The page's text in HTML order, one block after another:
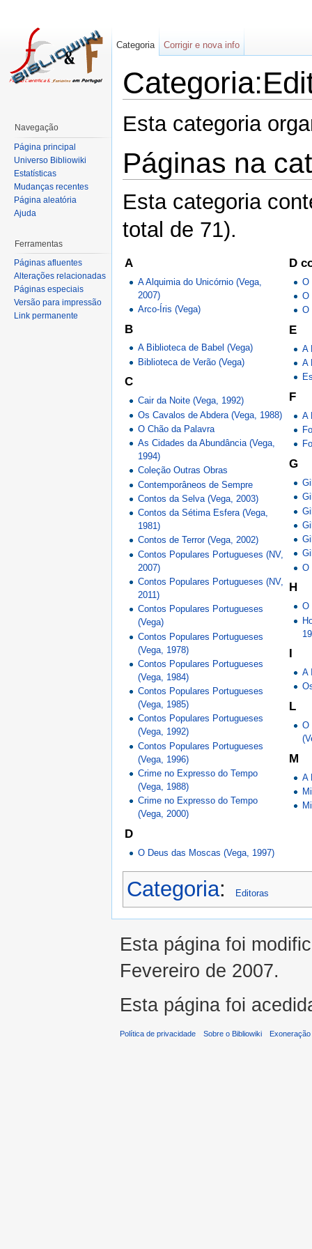
Esta categoria
Páginas na
Esta categoria
total de 71).
A
A Alquimia do Unicórnio (Vega,
2007)
Arco-Íris (Vega)
B
A Biblioteca de Babel (Vega)
Biblioteca de Verão (Vega)
C
Cair da Noite (Vega, 1992)
Os Cavalos de Abdera (Vega, 1988)
O Chão da Palavra
As Cidades da Abundância (Vega,
1994)
Coleção Outras Obras
Contemporâneos de Sempre
Contos da Selva (Vega, 2003)
Contos da Sétima Esfera (Vega,
1981)
Contos de Terror (Vega, 2002)
Contos Populares Portugueses (NV,
2007)
Contos Populares Portugueses (NV,
2011)
Contos Populares Portugueses
(Vega)
Contos Populares Portugueses
(Vega, 1978)
Contos Populares Portugueses
(Vega, 1984)
Contos Populares Portugueses
(Vega, 1985)
Contos Populares Portugueses
(Vega, 1992)
Contos Populares Portugueses
(Vega, 1996)
Crime no Expresso do Tempo
(Vega, 1988)
Crime no Expresso do Tempo
(Vega, 2000)
D
O Deus das Moscas (Vega, 1997)
D
O
O
O
E
A
A
F
A
G
O
H
O
A
L
O
M
A
Categoria: Editoras
Categoria Corrigir e nova info
Navegação
Página principal
Universo Bibliowiki
Estatísticas
Mudanças recentes
Página aleatória
Ajuda
Ferramentas
Páginas afluentes
Alterações relacionadas
Páginas especiais
Versão para impressão
Link permanente
Esta página foi
Fevereiro de 2007.
Esta página foi
Política de privacidade Sobre o Bibliowiki